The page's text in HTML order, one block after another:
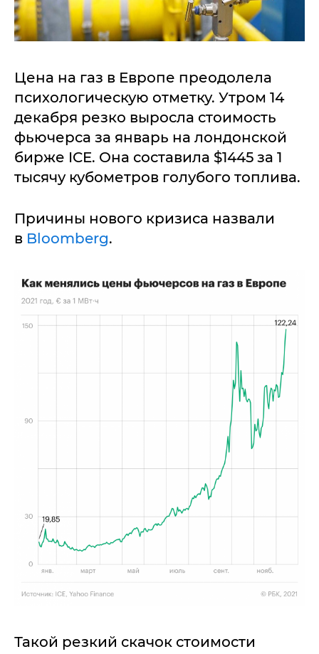
Цена на газ в Европе преодолела
психологическую отметку. Утром 14
декабря резко выросла стоимость
фьючерса за январь на лондонской
бирже ICE. Она составила $1445 за 1
тысячу кубометров голубого топлива.
Причины нового кризиса назвали
в Bloomberg.
Такой резкий скачок стоимости